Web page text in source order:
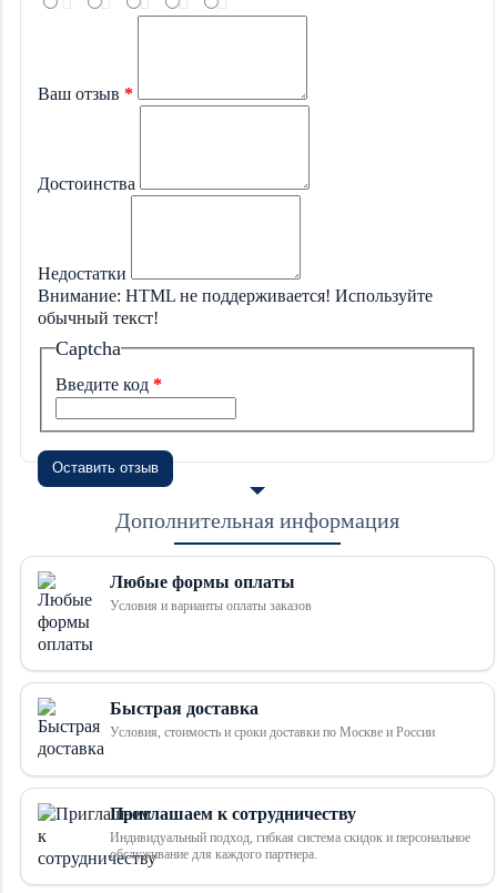
Ваш отзыв
Достоинства
Недостатки
Внимание: HTML не поддерживается! Используйте
обычный текст!
Captcha
Введите код
Оставить отзыв
Дополнительная информация
Любые формы оплаты
Условия и варианты оплаты заказов
Быстрая доставка
Условия, стоимость и сроки доставки по Москве и России
Приглашаем к сотрудничеству
Индивидуальный подход, гибкая система скидок и персональное
обслуживание для каждого партнера.